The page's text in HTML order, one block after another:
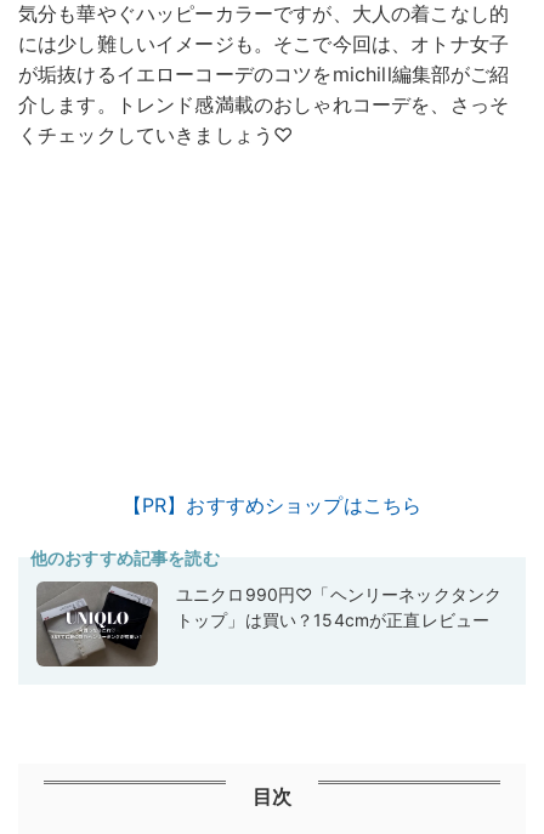
気分も華やぐハッピーカラーですが、大人の着こなし的
には少し難しいイメージも。そこで今回は、オトナ女子
が垢抜けるイエローコーデのコツをmichill編集部がご紹
介します。トレンド感満載のおしゃれコーデを、さっそ
くチェックしていきましょう♡
【PR】おすすめショップはこちら
他のおすすめ記事を読む
ユニクロ990円♡「ヘンリーネックタンク
トップ」は買い？154cmが正直レビュー
目次